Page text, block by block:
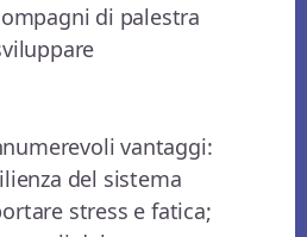
di palestra
vantaggi:
del sistema
stress e fatica;